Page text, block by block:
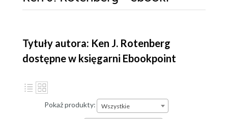
Tytuły autora: Ken J. Rotenberg
dostępne w księgarni Ebookpoint
Pokaż produkty: Wszystkie